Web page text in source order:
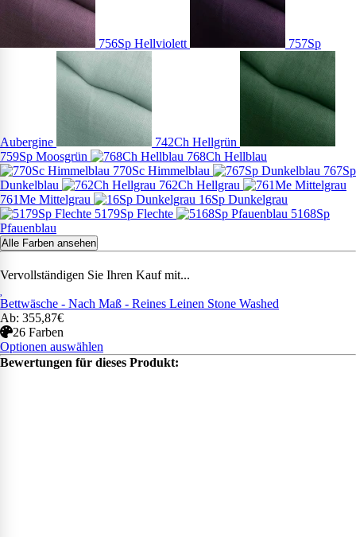
756Sp Hellviolett 757Sp
Aubergine
742Ch Hellgrün
759Sp Moosgrün
768Ch Hellblau
770Sc Himmelblau
767Sp
Dunkelblau
762Ch Hellgrau
761Me Mittelgrau
16Sp Dunkelgrau
5179Sp Flechte
5168Sp
Pfauenblau
Alle Farben ansehen
Vervollständigen Sie Ihren Kauf mit...
Bettwäsche - Nach Maß - Reines Leinen Stone Washed
Ab: 355,87€
26 Farben
Optionen auswählen
Bewertungen für dieses Produkt: